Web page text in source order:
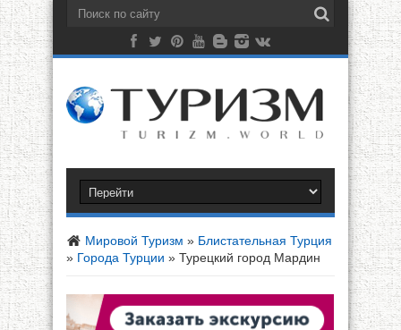
Мировой Туризм » Блистательная Турция
» Города Турции » Турецкий город Мардин